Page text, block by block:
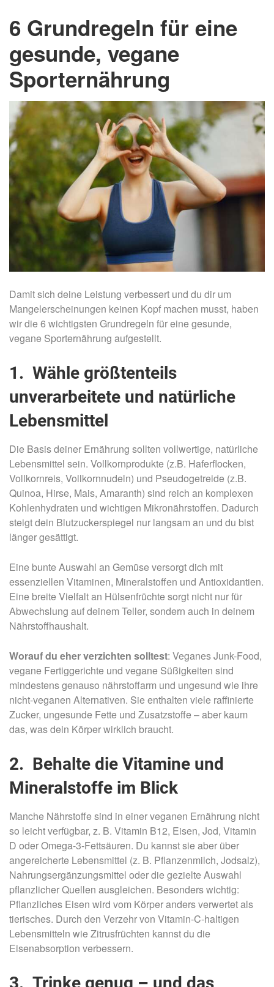
6 Grundregeln für eine
gesunde, vegane
Sporternährung
Damit sich deine Leistung verbessert und du dir um
Mangelerscheinungen keinen Kopf machen musst, haben
wir die 6 wichtigsten Grundregeln für eine gesunde,
vegane Sporternährung aufgestellt.
1. Wähle größtenteils
unverarbeitete und natürliche
Lebensmittel
Die Basis deiner Ernährung sollten vollwertige, natürliche
Lebensmittel sein. Vollkornprodukte (z.B. Haferflocken,
Vollkornreis, Vollkornnudeln) und Pseudogetreide (z.B.
Quinoa, Hirse, Mais, Amaranth) sind reich an komplexen
Kohlenhydraten und wichtigen Mikronährstoffen. Dadurch
steigt dein Blutzuckerspiegel nur langsam an und du bist
länger gesättigt.
Eine bunte Auswahl an Gemüse versorgt dich mit
essenziellen Vitaminen, Mineralstoffen und Antioxidantien.
Eine breite Vielfalt an Hülsenfrüchte sorgt nicht nur für
Abwechslung auf deinem Teller, sondern auch in deinem
Nährstoffhaushalt.
Worauf du eher verzichten solltest: Veganes Junk-Food,
vegane Fertiggerichte und vegane Süßigkeiten sind
mindestens genauso nährstoffarm und ungesund wie ihre
nicht-veganen Alternativen. Sie enthalten viele raffinierte
Zucker, ungesunde Fette und Zusatzstoffe – aber kaum
das, was dein Körper wirklich braucht.
2. Behalte die Vitamine und
Mineralstoffe im Blick
Manche Nährstoffe sind in einer veganen Ernährung nicht
so leicht verfügbar, z. B. Vitamin B12, Eisen, Jod, Vitamin
D oder Omega-3-Fettsäuren. Du kannst sie aber über
angereicherte Lebensmittel (z. B. Pflanzenmilch, Jodsalz),
Nahrungsergänzungsmittel oder die gezielte Auswahl
pflanzlicher Quellen ausgleichen. Besonders wichtig:
Pflanzliches Eisen wird vom Körper anders verwertet als
tierisches. Durch den Verzehr von Vitamin-C-haltigen
Lebensmitteln wie Zitrusfrüchten kannst du die
Eisenabsorption verbessern.